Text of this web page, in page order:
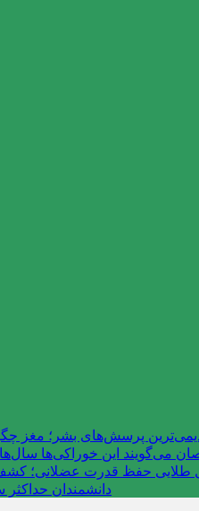
پرسش‌های بشر؛ مغز
می‌گویند این خوراکی‌ها
طلایی حفظ قدرت عضلانی؛ کشف
دانشمندان